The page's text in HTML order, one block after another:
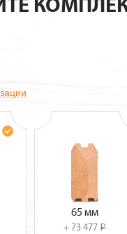
65 мм
+ 73 477 i